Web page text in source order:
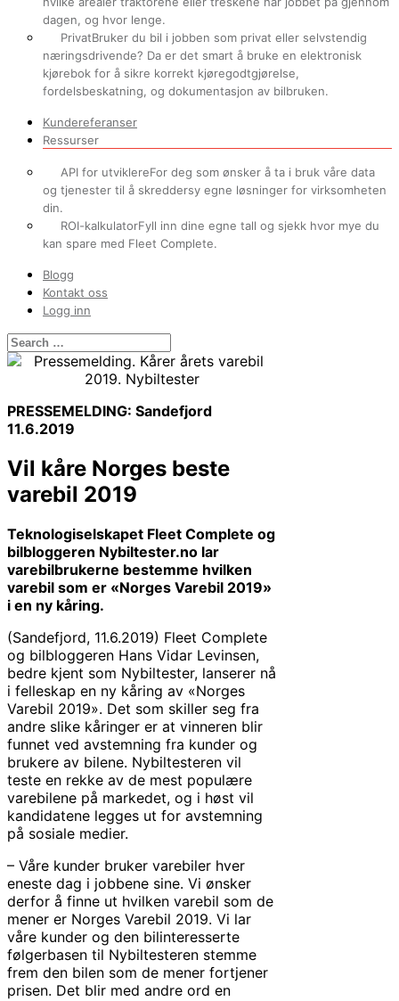
dagen, og hvor lenge.
PrivatBruker du bil i jobben som privat eller selvstendig
næringsdrivende? Da er det smart å bruke en elektronisk
kjørebok for å sikre korrekt kjøregodtgjørelse,
fordelsbeskatning, og dokumentasjon av bilbruken.
Kundereferanser
Ressurser
API for utviklereFor deg som ønsker å ta i bruk våre data
og tjenester til å skreddersy egne løsninger for virksomheten
din.
ROI-kalkulatorFyll inn dine egne tall og sjekk hvor mye du
kan spare med Fleet Complete.
Blogg
Kontakt oss
Logg inn
PRESSEMELDING: Sandefjord
11.6.2019
Vil kåre Norges beste
varebil 2019
Teknologiselskapet Fleet Complete og
bilbloggeren Nybiltester.no lar
varebilbrukerne bestemme hvilken
varebil som er «Norges Varebil 2019»
i en ny kåring.
(Sandefjord, 11.6.2019) Fleet Complete
og bilbloggeren Hans Vidar Levinsen,
bedre kjent som Nybiltester, lanserer nå
i felleskap en ny kåring av «Norges
Varebil 2019». Det som skiller seg fra
andre slike kåringer er at vinneren blir
funnet ved avstemning fra kunder og
brukere av bilene. Nybiltesteren vil
teste en rekke av de mest populære
varebilene på markedet, og i høst vil
kandidatene legges ut for avstemning
på sosiale medier.
– Våre kunder bruker varebiler hver
eneste dag i jobbene sine. Vi ønsker
derfor å finne ut hvilken varebil som de
mener er Norges Varebil 2019. Vi lar
våre kunder og den bilinteresserte
følgerbasen til Nybiltesteren stemme
frem den bilen som de mener fortjener
prisen. Det blir med andre ord en